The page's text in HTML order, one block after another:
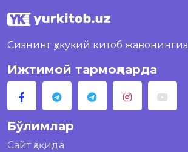
Сизнинг ҳуқуқий китоб жавонингиз
Ижтимой тармоқларда
Бўлимлар
Сайт ҳақида